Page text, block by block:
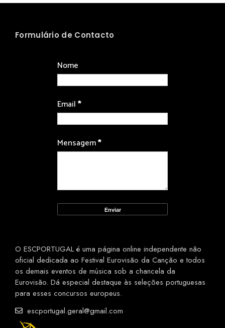
Formulário de Contacto
Nome
Email*
Mensagem*
O ESCPORTUGAL é uma página online independente não
oficial dedicada ao Festival Eurovisão da Canção e todos
os demais eventos de música sob a chancela da
Eurovisão. Dá especial destaque às seleções portuguesas
para esses concursos europeus.
escportugal.geral@gmail.com